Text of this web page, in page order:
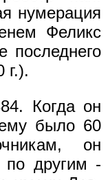
нумерация
Феликс
г.).
Когда он
было 60
он
по другим -